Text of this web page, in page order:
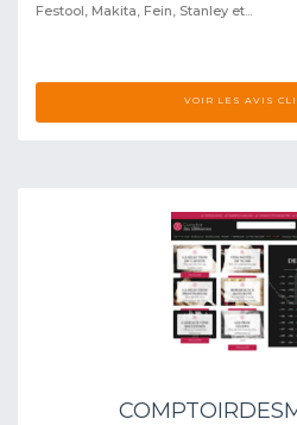
Festool, Makita, Fein, Stanley et...
VOIR LES AVIS